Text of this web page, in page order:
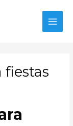
fiestas